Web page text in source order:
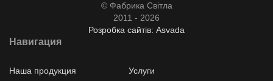
© Фабрика Світла
2011 - 2026
Розробка сайтів: Asvada
Навигация
Наша продукция Услуги